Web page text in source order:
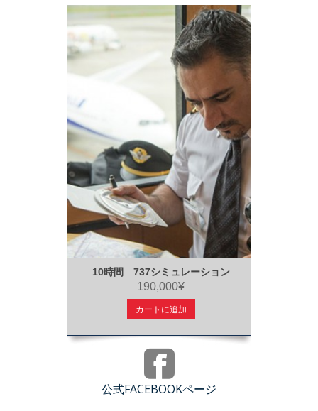
10時間 737シミュレーション
190,000¥
カートに追加
公式FACEBOOKページ